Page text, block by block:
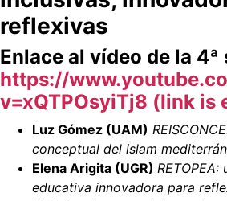
reflexivas
Enlace al vídeo de la 4ª
https://
v=xQTPOsyiTj8 (link is
Luz Gómez (UAM)
conceptual del islam
Elena Arigita (UGR) RETOPEA:
educativa innovadora para